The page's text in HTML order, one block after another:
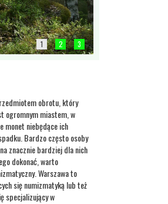
1 2 3
obrotu, który
ogromnym miastem, w
monet niebędące ich
Bardzo często osoby
znacznie bardziej dla nich
dokonać, warto
Warszawa to
się numizmatyką lub też
specjalizujący w